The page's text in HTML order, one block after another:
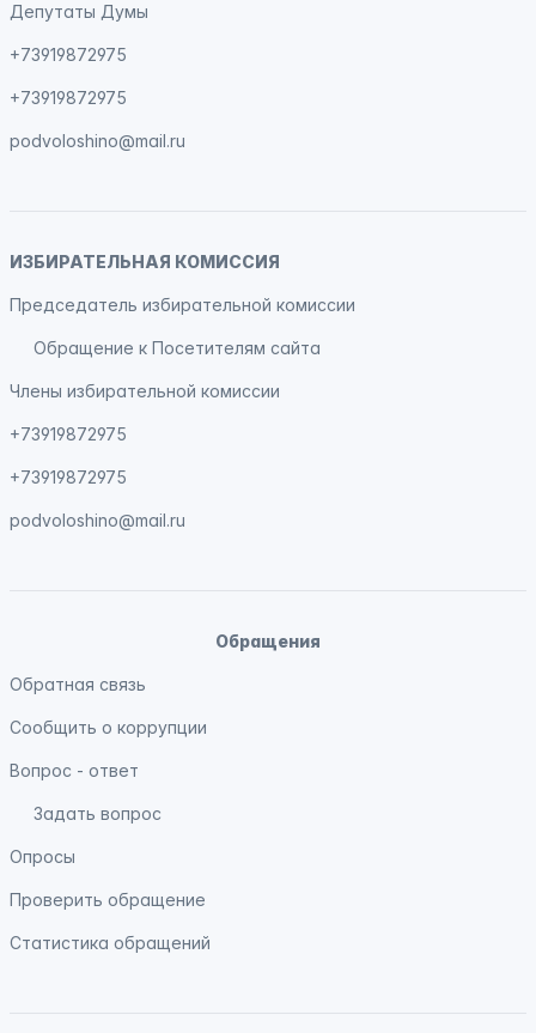
Депутаты Думы
+73919872975
+73919872975
podvoloshino@mail.ru
ИЗБИРАТЕЛЬНАЯ КОМИССИЯ
Председатель избирательной комиссии
Обращение к Посетителям сайта
Члены избирательной комиссии
+73919872975
+73919872975
podvoloshino@mail.ru
Обращения
Обратная связь
Сообщить о коррупции
Вопрос - ответ
Задать вопрос
Опросы
Проверить обращение
Статистика обращений